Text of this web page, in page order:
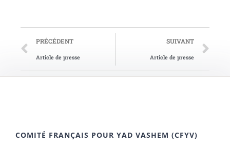
PRÉCÉDENT
Article de presse
SUIVANT
Article de presse
COMITÉ FRANÇAIS POUR YAD VASHEM (CFYV)